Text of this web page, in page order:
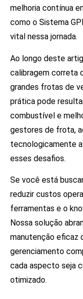
melhoria contínua
como o Sistema
vital nessa jornada.
Ao longo deste
calibragem correta
grandes frotas de
prática pode
combustível e
gestores de frota,
tecnologicamente
esses desafios.
Se você está
reduzir custos
ferramentas e o
Nossa solução
manutenção eficaz
gerenciamento
cada aspecto seja
otimizado.